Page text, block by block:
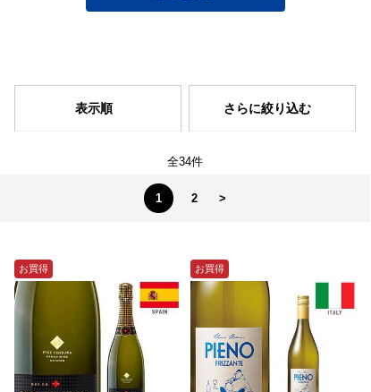
表示順 さらに絞り込む
全34件
1 2 >
お買得 お買得